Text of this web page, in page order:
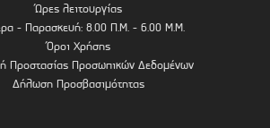
Ώρες λειτουργίας
- Παρασκευή: 8.00 Π.Μ. - 6.00 Μ.Μ.
Όροι Χρήσης
Προστασίας Προσωπικών Δεδομένων
Δήλωση Προσβασιμότητας